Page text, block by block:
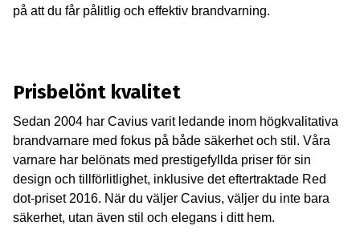
på att du får pålitlig och effektiv brandvarning.
Prisbelönt kvalitet
Sedan 2004 har Cavius varit ledande inom högkvalitativa
brandvarnare med fokus på både säkerhet och stil. Våra
varnare har belönats med prestigefyllda priser för sin
design och tillförlitlighet, inklusive det eftertraktade Red
dot-priset 2016. När du väljer Cavius, väljer du inte bara
säkerhet, utan även stil och elegans i ditt hem.